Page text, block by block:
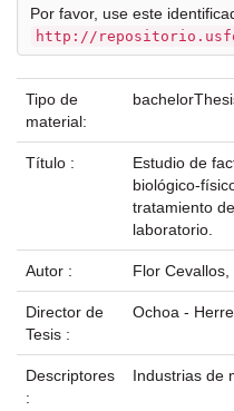
Por favor, use este
http://
Tipo de
material:
Título :
Estudio de
biológico-
tratamiento
laboratorio.
Autor : Flor
Director de
Tesis :
Ochoa -
Descriptores
:
Industrias de